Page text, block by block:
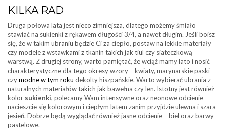
KILKA RAD
Druga połowa lata jest nieco zimniejsza, dlatego możemy śmiało
stawiać na sukienki z rękawem długości 3/4, a nawet długim. Jeśli boisz
się, że w takim ubraniu będzie Ci za ciepło, postaw na lekkie materiały
czy modele z wstawkami z tkanin takich jak tiul czy siateczkową
warstwą. Z drugiej strony, warto pamiętać, że wciąż mamy lato i nosić
charakterystyczne dla tego okresy wzory – kwiaty, marynarskie paski
czymodne w tym roku dekolty hiszpańskie. Warto wybierać ubrania z
naturalnych materiałów takich jak bawełna czy len. Istotny jest również
kolor sukienki, polecamy Wam intensywne oraz neonowe odcienie –
nacieszcie się kolorowym i ciepłym latem zanim przyjdzie ulewna i szara
jesień. Dobrze będą wyglądać również jasne odcienie – biel oraz barwy
pastelowe.